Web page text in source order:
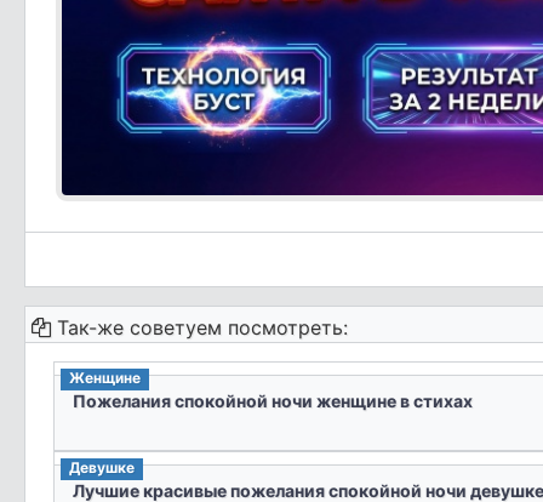
Так-же советуем посмотреть:
Женщине
Пожелания спокойной ночи женщине в стихах
Девушке
Лучшие красивые пожелания спокойной ночи девушке